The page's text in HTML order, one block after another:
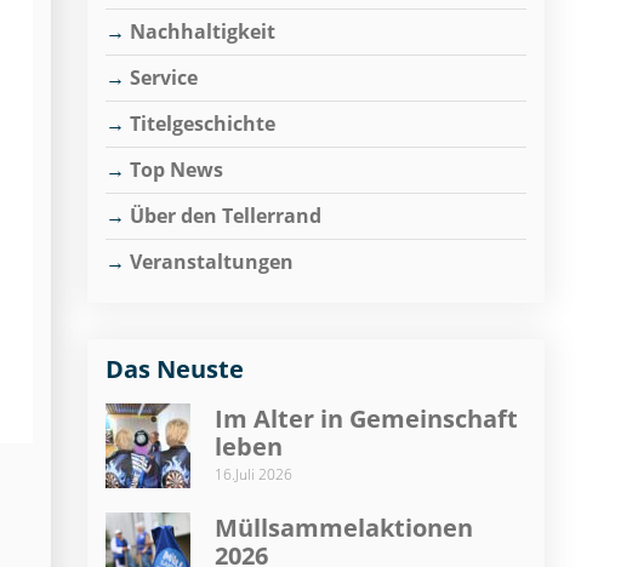
Nachhaltigkeit
Service
Titelgeschichte
Top News
Über den Tellerrand
Veranstaltungen
Das Neuste
Im Alter in Gemeinschaft
leben
16.Juli 2026
Müllsammelaktionen
2026